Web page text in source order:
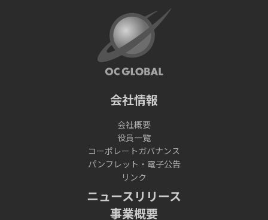
会社情報
会社概要
役員一覧
コーポレートガバナンス
パンフレット・電子公告
リンク
ニュースリリース
事業概要